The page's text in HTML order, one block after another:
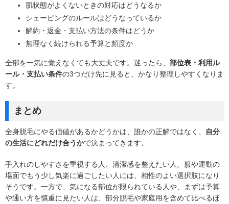
肌状態がよくないときの対応はどうなるか
シェービングのルールはどうなっているか
解約・返金・支払い方法の条件はどうか
無理なく続けられる予算と頻度か
全部を一気に覚えなくても大丈夫です。迷ったら、 部位表・利用ル
ール・支払い条件の3つだけ先に見ると、かなり整理しやすくなりま
す。
まとめ
全身脱毛にやる価値があるかどうかは、誰かの正解ではなく、
自分
の生活にどれだけ合うかで決まってきます。
手入れのしやすさを重視する人、清潔感を整えたい人、服や運動の
場面でもう少し気楽に過ごしたい人には、相性のよい選択肢になり
そうです。一方で、気になる部位が限られている人や、まずは予算
や通い方を慎重に見たい人は、部分脱毛や家庭用を含めて比べるほ